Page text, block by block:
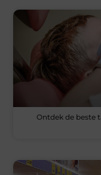
Ontdek de beste